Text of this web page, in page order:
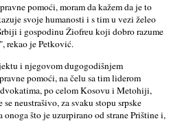
pomoći, moram da kažem da je to
svoje humanosti i s tim u vezi želeo
i gospodinu Žiofreu koji dobro razume
rekao je Petković.
i njegovom dugogodišnjem
pomoći, na čelu sa tim liderom
po celom Kosovu i Metohiji,
neustrašivo, za svaku stopu srpske
onoga što je uzurpirano od strane Prištine i,